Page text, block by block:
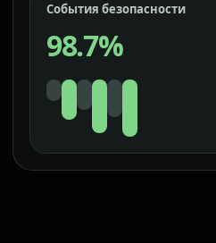
События безопасности
98.7%